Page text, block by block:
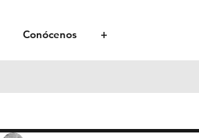
Conócenos +